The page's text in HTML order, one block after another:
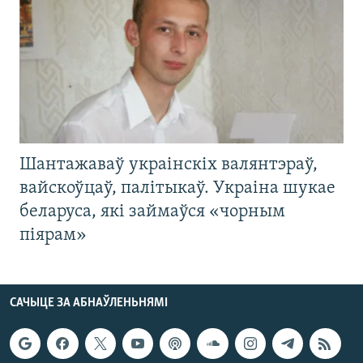
Шантажаваў украінскіх валянтэраў,
вайскоўцаў, палітыкаў. Украіна шукае
беларуса, які займаўся «чорным
піярам»
САЧЫЦЕ ЗА АБНАЎЛЕНЬНЯМІ